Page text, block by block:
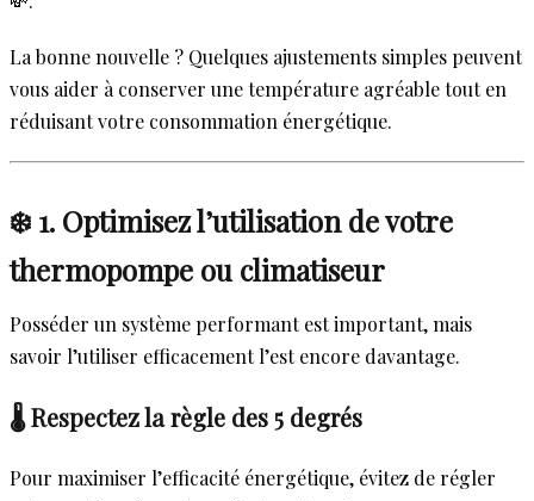
La bonne nouvelle ? Quelques ajustements simples peuvent
vous aider à conserver une température agréable tout en
réduisant votre consommation énergétique.
❄️ 1. Optimisez l’utilisation de votre
thermopompe ou climatiseur
Posséder un système performant est important, mais
savoir l’utiliser efficacement l’est encore davantage.
🌡️ Respectez la règle des 5 degrés
Pour maximiser l’efficacité énergétique, évitez de régler